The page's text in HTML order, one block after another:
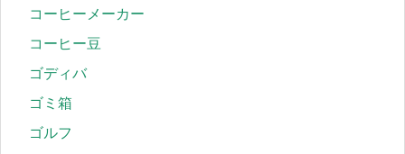
コーヒーメーカー
コーヒー豆
ゴディバ
ゴミ箱
ゴルフ